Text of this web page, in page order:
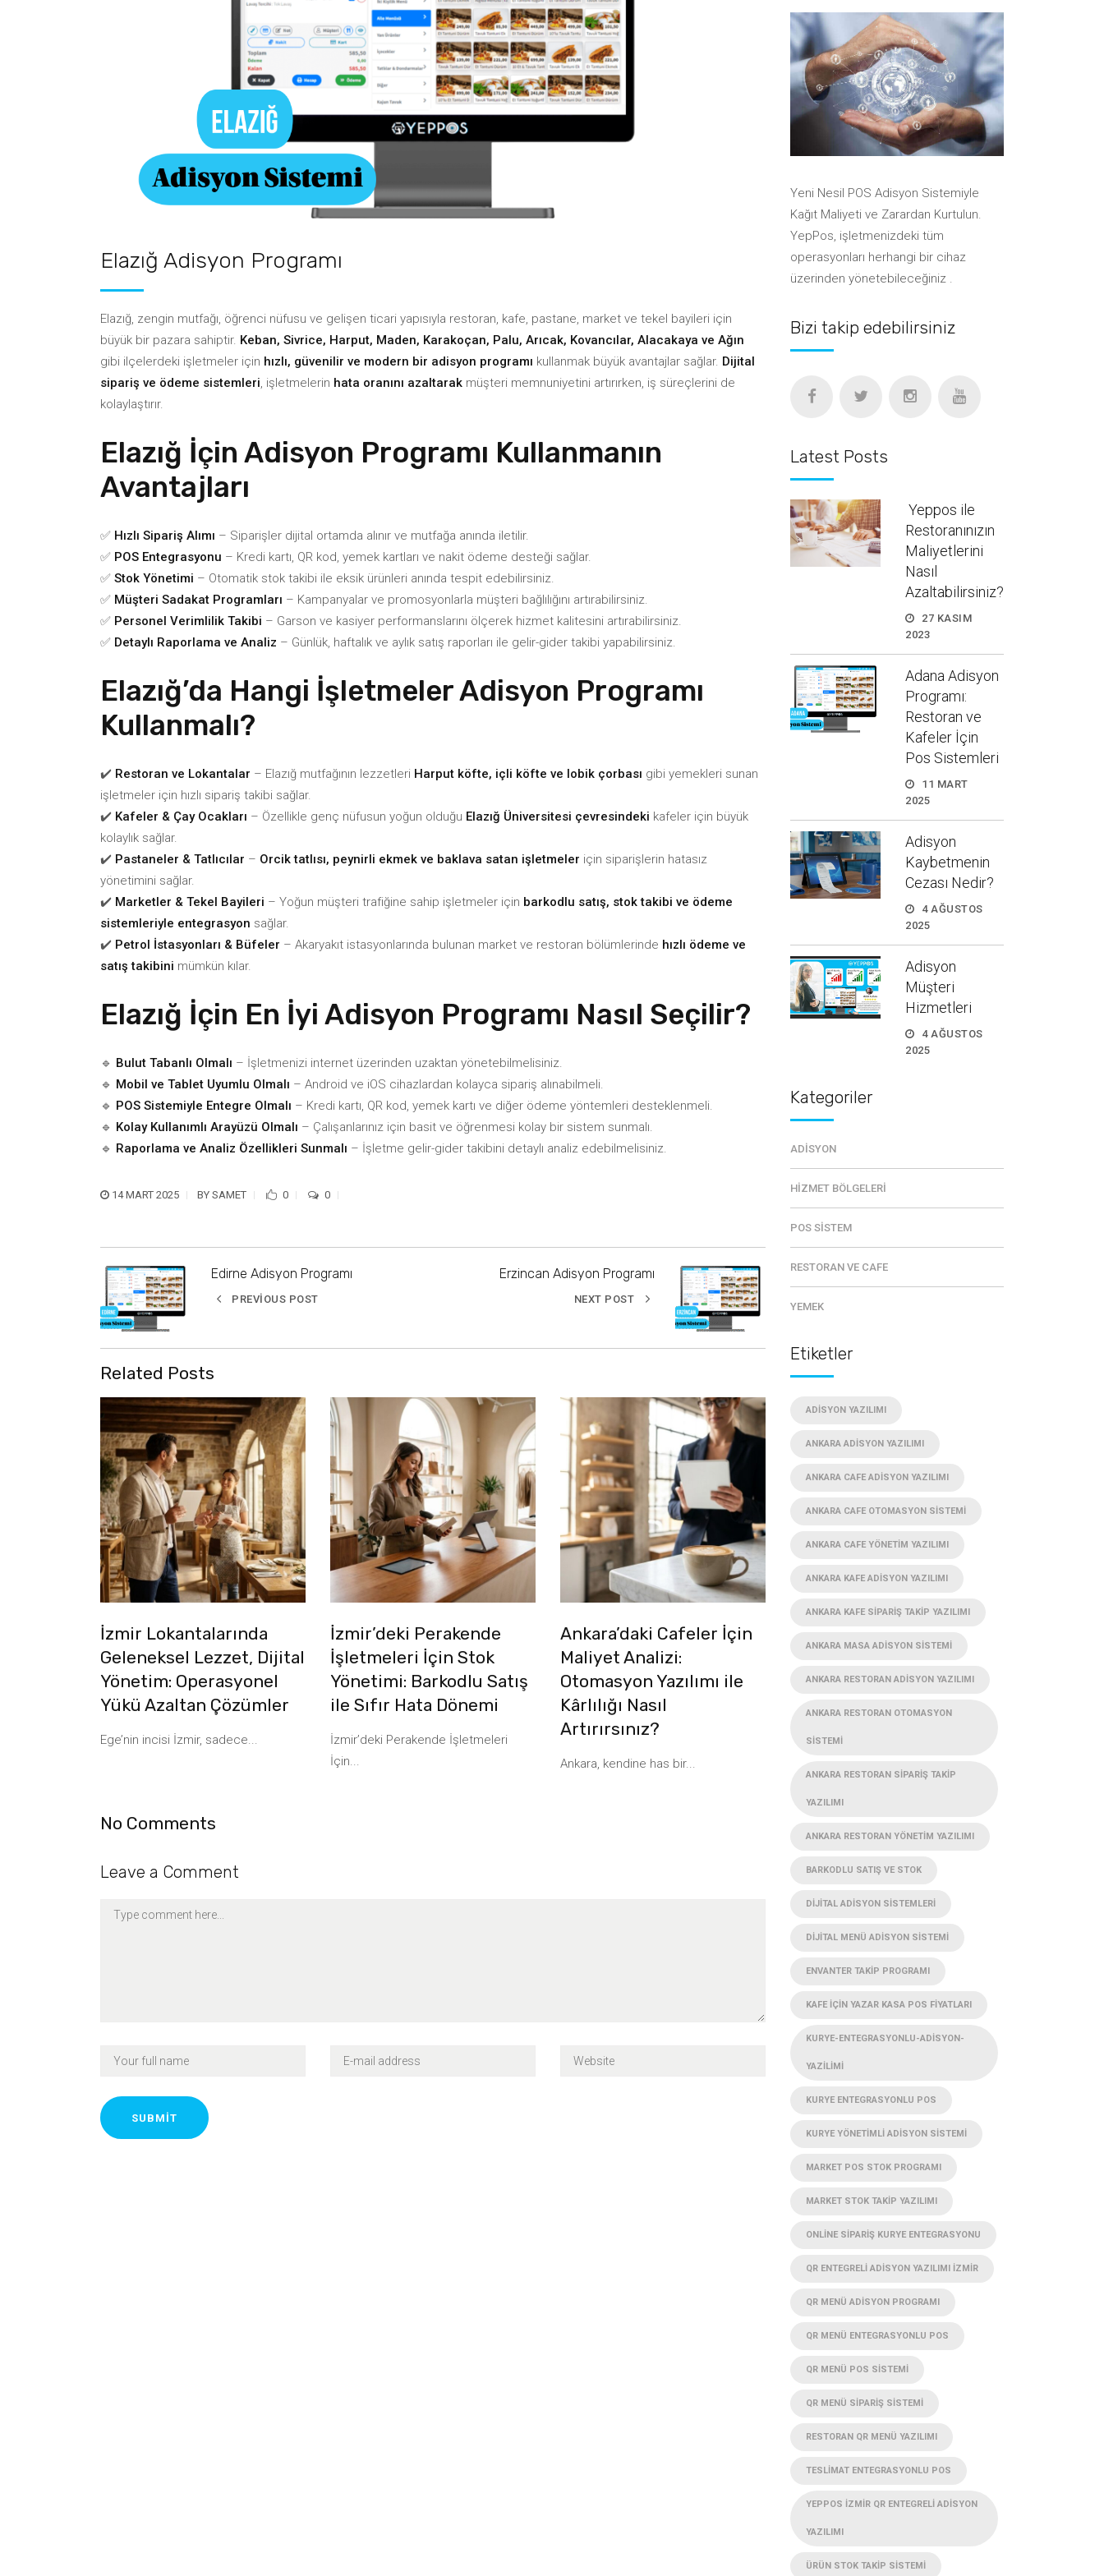
Sistemleri
Boya & Hırdavat Barkod
Sistemleri
Takı & Aksesuar Barkod
Sistemleri
Ayakkabı Barkod Sistemleri
Web Sitesi ve Sipariş Alt Yapısı
Müşteri Yönetimi
Tedarikçi Takibi
Kazanç Yönetimi
Gelir-Gider Raporu
Tahsilatlar Raporu
Stoktaki Ürünler Raporu
KDV Raporu
Kurye Yazılımları ile
Entegrasyon
Anlaşmalı Kurye Şirketleri
Yazarkasa Pos Entegrasyonları
Takı & Aksesuar Barkod
Sistemleri
Ayakkabı Barkod Sistemleri
Su Bayisi Sipariş Sistemleri
Kazanç Yönetimi Stoktaki Ürünler Raporu
KDV Raporu
Yazarkasa Pos Entegrasyonları
Elazığ Adisyon Programı
Elazığ, zengin mutfağı, öğrenci nüfusu ve gelişen ticari yapısıyla restoran, kafe, pastane, market ve tekel bayileri için
büyük bir pazara sahiptir. Keban, Sivrice, Harput, Maden, Karakoçan, Palu, Arıcak, Kovancılar, Alacakaya ve Ağın
gibi ilçelerdeki işletmeler için hızlı, güvenilir ve modern bir adisyon programı kullanmak büyük avantajlar sağlar. Dijital
sipariş ve ödeme sistemleri, işletmelerin hata oranını azaltarak müşteri memnuniyetini artırırken, iş süreçlerini de
kolaylaştırır.
Elazığ İçin Adisyon Programı Kullanmanın
Avantajları
✅ Hızlı Sipariş Alımı – Siparişler dijital ortamda alınır ve mutfağa anında iletilir.
✅ POS Entegrasyonu – Kredi kartı, QR kod, yemek kartları ve nakit ödeme desteği sağlar.
✅ Stok Yönetimi – Otomatik stok takibi ile eksik ürünleri anında tespit edebilirsiniz.
✅ Müşteri Sadakat Programları – Kampanyalar ve promosyonlarla müşteri bağlılığını artırabilirsiniz.
✅ Personel Verimlilik Takibi – Garson ve kasiyer performanslarını ölçerek hizmet kalitesini artırabilirsiniz.
✅ Detaylı Raporlama ve Analiz – Günlük, haftalık ve aylık satış raporları ile gelir-gider takibi yapabilirsiniz.
Elazığ’da Hangi İşletmeler Adisyon Programı
Kullanmalı?
✔️ Restoran ve Lokantalar – Elazığ mutfağının lezzetleri Harput köfte, içli köfte ve lobik çorbası gibi yemekleri sunan
işletmeler için hızlı sipariş takibi sağlar.
✔️ Kafeler & Çay Ocakları – Özellikle genç nüfusun yoğun olduğu Elazığ Üniversitesi çevresindeki kafeler için büyük
kolaylık sağlar.
✔️ Pastaneler & Tatlıcılar – Orcik tatlısı, peynirli ekmek ve baklava satan işletmeler için siparişlerin hatasız
yönetimini sağlar.
✔️ Marketler & Tekel Bayileri – Yoğun müşteri trafiğine sahip işletmeler için barkodlu satış, stok takibi ve ödeme
sistemleriyle entegrasyon sağlar.
✔️ Petrol İstasyonları & Büfeler – Akaryakıt istasyonlarında bulunan market ve restoran bölümlerinde hızlı ödeme ve
satış takibini mümkün kılar.
Elazığ İçin En İyi Adisyon Programı Nasıl Seçilir?
🔹 Bulut Tabanlı Olmalı – İşletmenizi internet üzerinden uzaktan yönetebilmelisiniz.
🔹 Mobil ve Tablet Uyumlu Olmalı – Android ve iOS cihazlardan kolayca sipariş alınabilmeli.
🔹 POS Sistemiyle Entegre Olmalı – Kredi kartı, QR kod, yemek kartı ve diğer ödeme yöntemleri desteklenmeli.
🔹 Kolay Kullanımlı Arayüzü Olmalı – Çalışanlarınız için basit ve öğrenmesi kolay bir sistem sunmalı.
🔹 Raporlama ve Analiz Özellikleri Sunmalı – İşletme gelir-gider takibini detaylı analiz edebilmelisiniz.
14 MART 2025 BY SAMET 0 0
Edirne Adisyon Programı
PREVIOUS POST
Erzincan Adisyon Programı
NEXT POST
Related Posts
İzmir Lokantalarında
Geleneksel Lezzet, Dijital
Yönetim: Operasyonel
Yükü Azaltan Çözümler
Ege’nin incisi İzmir, sadece...
İzmir’deki Perakende
İşletmeleri İçin Stok
Yönetimi: Barkodlu Satış
ile Sıfır Hata Dönemi
İzmir’deki Perakende İşletmeleri
İçin...
Ankara’daki Cafeler İçin
Maliyet Analizi:
Otomasyon Yazılımı ile
Kârlılığı Nasıl
Artırırsınız?
Ankara, kendine has bir...
No Comments
Leave a Comment
SUBMIT
Yeni Nesil POS Adisyon Sistemiyle
Kağıt Maliyeti ve Zarardan Kurtulun.
YepPos, işletmenizdeki tüm
operasyonları herhangi bir cihaz
üzerinden yönetebileceğiniz .
Bizi takip edebilirsiniz
Latest Posts
Yeppos ile
Restoranınızın
Maliyetlerini
Nasıl
Azaltabilirsiniz?
27 KASIM
2023
Adana Adisyon
Programı:
Restoran ve
Kafeler İçin
Pos Sistemleri
11 MART
2025
Adisyon
Kaybetmenin
Cezası Nedir?
4 AĞUSTOS
2025
Adisyon
Müşteri
Hizmetleri
4 AĞUSTOS
2025
Kategoriler
ADISYON
HIZMET BÖLGELERI
POS SISTEM
RESTORAN VE CAFE
YEMEK
Etiketler
ADISYON YAZILIMI
ANKARA ADISYON YAZILIMI
ANKARA CAFE ADISYON YAZILIMI
ANKARA CAFE OTOMASYON SISTEMI
ANKARA CAFE YÖNETIM YAZILIMI
ANKARA KAFE ADISYON YAZILIMI
ANKARA KAFE SIPARIŞ TAKIP YAZILIMI
ANKARA MASA ADISYON SISTEMI
ANKARA RESTORAN ADISYON YAZILIMI
ANKARA RESTORAN OTOMASYON
SISTEMI
ANKARA RESTORAN SIPARIŞ TAKIP
YAZILIMI
ANKARA RESTORAN YÖNETIM YAZILIMI
BARKODLU SATIŞ VE STOK
DIJITAL ADISYON SISTEMLERI
DIJITAL MENÜ ADISYON SISTEMI
ENVANTER TAKIP PROGRAMI
KAFE IÇIN YAZAR KASA POS FIYATLARI
KURYE-ENTEGRASYONLU-ADISYON-
YAZILIMI
KURYE ENTEGRASYONLU POS
KURYE YÖNETIMLI ADISYON SISTEMI
MARKET POS STOK PROGRAMI
MARKET STOK TAKIP YAZILIMI
ONLINE SIPARIŞ KURYE ENTEGRASYONU
QR ENTEGRELI ADISYON YAZILIMI İZMIR
QR MENÜ ADISYON PROGRAMI
QR MENÜ ENTEGRASYONLU POS
QR MENÜ POS SISTEMI
QR MENÜ SIPARIŞ SISTEMI
RESTORAN QR MENÜ YAZILIMI
TESLIMAT ENTEGRASYONLU POS
YEPPOS İZMIR QR ENTEGRELI ADISYON
YAZILIMI
ÜRÜN STOK TAKIP SISTEMI